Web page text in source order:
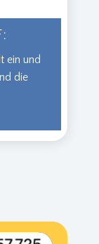
ein und
die